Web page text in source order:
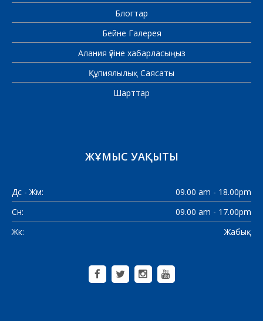
Блогтар
Бейне Галерея
Алания үйіне хабарласыңыз
Құпиялылық Саясаты
Шарттар
ЖҰМЫС УАҚЫТЫ
Дс - Жм:
09.00 am - 18.00pm
Сн:
09.00 am - 17.00pm
Жк:
Жабық